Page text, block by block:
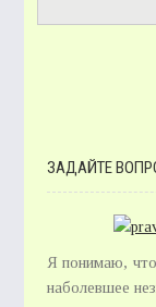
ЗАДАЙТЕ
Я понимаю,
наболевшее